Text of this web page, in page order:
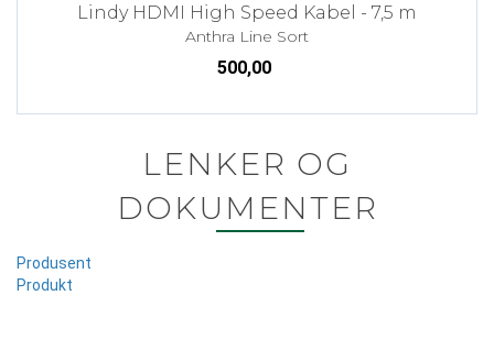
Lindy HDMI High Speed Kabel - 7,5 m
Anthra Line Sort
500,00
LENKER OG
DOKUMENTER
Produsent
Produkt